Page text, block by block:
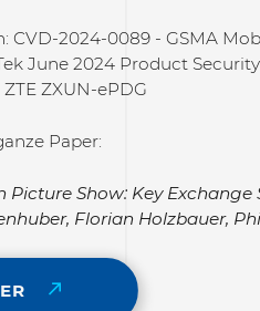
CVD-2024-0089 - GSMA
June 2024 Product
ZXUN-ePDG
Paper:
Picture Show: Key
Florian Holzbauer,